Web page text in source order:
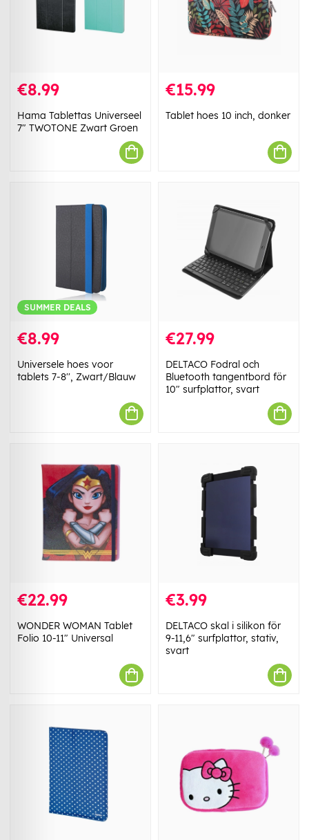
€8.99
Hama Tablettas Universeel
7" TWOTONE Zwart Groen
€15.99
Tablet hoes 10 inch, donker
SUMMER DEALS
€8.99
Universele hoes voor
tablets 7-8'', Zwart/Blauw
€27.99
DELTACO Fodral och
Bluetooth tangentbord för
10" surfplattor, svart
€22.99
WONDER WOMAN Tablet
Folio 10-11" Universal
€3.99
DELTACO skal i silikon för
9-11,6" surfplattor, stativ,
svart